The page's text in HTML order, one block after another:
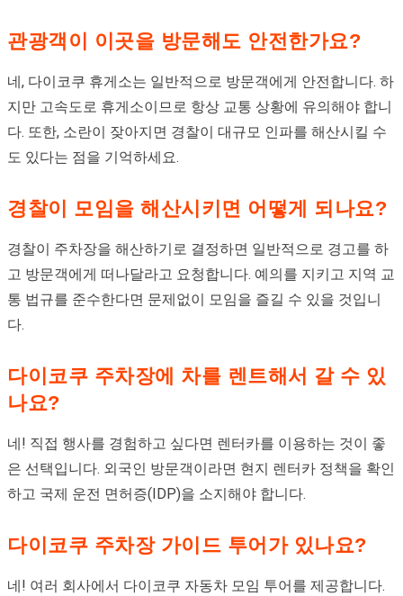
관광객이 이곳을 방문해도 안전한가요?
네, 다이코쿠 휴게소는 일반적으로 방문객에게 안전합니다. 하
지만 고속도로 휴게소이므로 항상 교통 상황에 유의해야 합니
다. 또한, 소란이 잦아지면 경찰이 대규모 인파를 해산시킬 수
도 있다는 점을 기억하세요.
경찰이 모임을 해산시키면 어떻게 되나요?
경찰이 주차장을 해산하기로 결정하면 일반적으로 경고를 하
고 방문객에게 떠나달라고 요청합니다. 예의를 지키고 지역 교
통 법규를 준수한다면 문제없이 모임을 즐길 수 있을 것입니
다.
다이코쿠 주차장에 차를 렌트해서 갈 수 있
나요?
네! 직접 행사를 경험하고 싶다면 렌터카를 이용하는 것이 좋
은 선택입니다. 외국인 방문객이라면 현지 렌터카 정책을 확인
하고 국제 운전 면허증(IDP)을 소지해야 합니다.
다이코쿠 주차장 가이드 투어가 있나요?
네! 여러 회사에서 다이코쿠 자동차 모임 투어를 제공합니다.